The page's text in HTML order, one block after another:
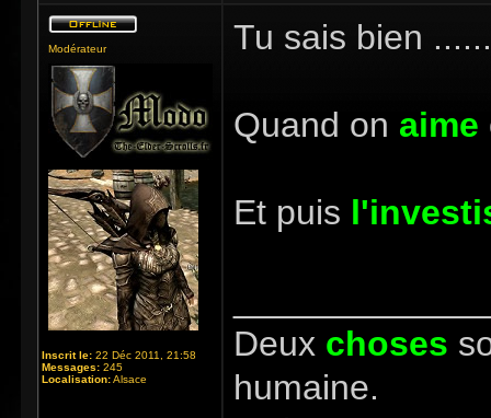
Modérateur
Inscrit le: 22 Déc 2011, 21:58
Messages: 245
Localisation:Alsace
Tu sais bien ......
Quand on aime
Et puis
Deux choses
humaine.